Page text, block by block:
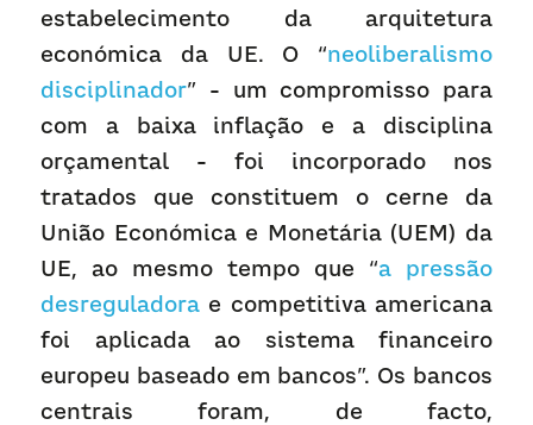
estabelecimento da arquitetura
económica da UE. O “neoliberalismo
disciplinador” - um compromisso para
com a baixa inflação e a disciplina
orçamental - foi incorporado nos
tratados que constituem o cerne da
União Económica e Monetária (UEM) da
UE, ao mesmo tempo que “a pressão
desreguladora e competitiva americana
foi aplicada ao sistema financeiro
europeu baseado em bancos”. Os bancos
centrais foram, de facto,